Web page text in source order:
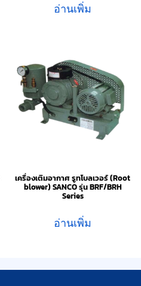
อ่านเพิ่ม
เครื่องเติมอากาศ รูทโบลเวอร์ (Root
blower) SANCO รุ่น BRF/BRH
Series
อ่านเพิ่ม